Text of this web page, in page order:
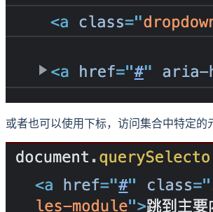
或者也可以使用下标，访问集合中特定的